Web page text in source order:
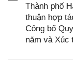
Thành phố
thuận hợp
Công bố
năm và Xúc